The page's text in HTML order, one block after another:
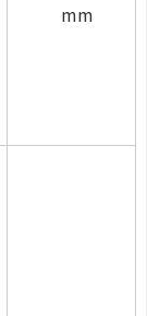
mm